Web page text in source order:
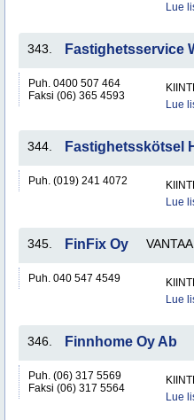
Lue
343. Fastighetsservice
Puh. 0400 507 464
Faksi (06) 365 4593
Lue
344. Fastighetsskötsel
Puh. (019) 241 4072
Lue
345. FinFix Oy VANTAA
Puh. 040 547 4549
Lue
346. Finnhome Oy Ab
Puh. (06) 317 5569
Faksi (06) 317 5564
Lue